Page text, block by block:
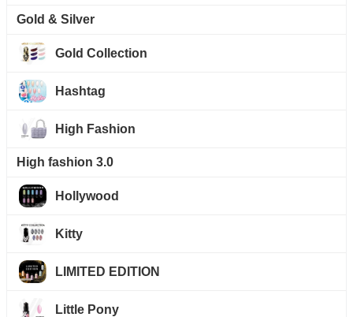
Gold & Silver
Gold Collection
Hashtag
High Fashion
High fashion 3.0
Hollywood
Kitty
LIMITED EDITION
Little Pony